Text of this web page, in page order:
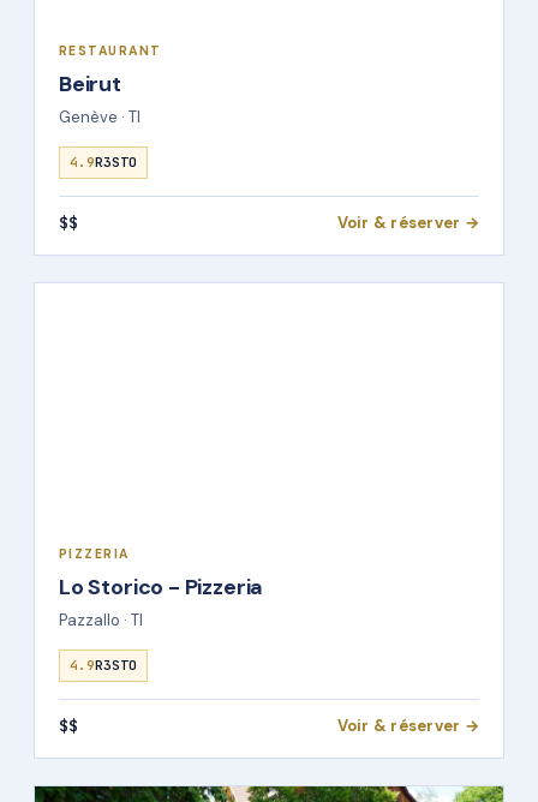
RESTAURANT
Beirut
Genève · TI
4.9R3STO
$$ Voir & réserver →
PIZZERIA
Lo Storico - Pizzeria
Pazzallo · TI
4.9R3STO
$$ Voir & réserver →